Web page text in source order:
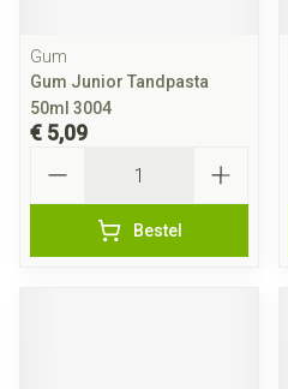
Gum
Gum Junior Tandpasta
50ml 3004
€ 5,09
Bestel